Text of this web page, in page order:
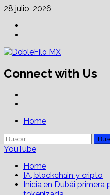
Skip
content
28 julio, 2026
Connect with Us
PrimaryHome
Buscar:
YouTube
Home
IA, blockchain y cripto
Inicia en Dubái